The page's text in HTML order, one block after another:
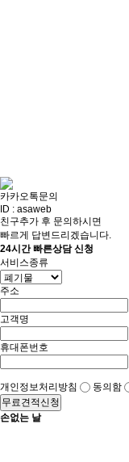
카카오톡문의
ID : asaweb
친구추가 후 문의하시면
빠르게 답변드리겠습니다.
24시간 빠른상담 신청
서비스종류
주소
고객명
휴대폰번호
개인정보처리방침 동의함
무료견적신청
손없는 날